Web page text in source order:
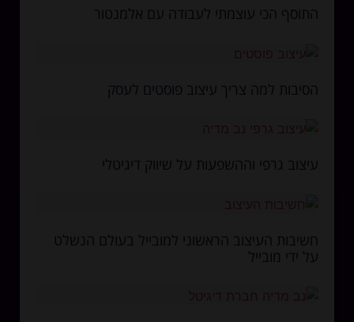
התוסף הכי עוצמתי לעבודה עם אלמנטור
הסיבות למה צריך עיצוב פוסטים לעסק
עיצוב גרפי וההשפעות על שיווק דיגיטלי
חשיבות העיצוב הראשוני למובייל בעולם הנשלט
על ידי מובייל